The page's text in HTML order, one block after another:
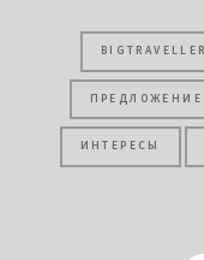
ПРЕДЛОЖЕНИЕ
ИНТЕРЕСЫ